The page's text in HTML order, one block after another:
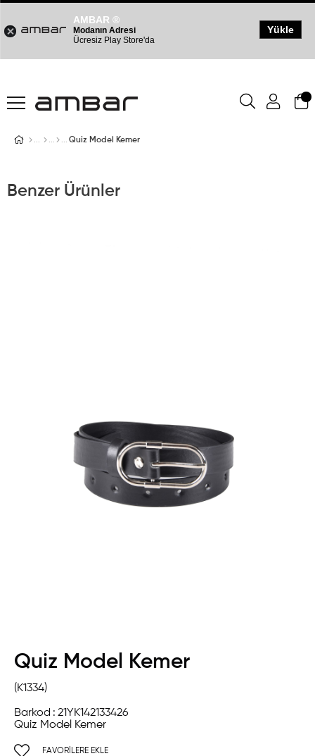
Quiz Model Kemer
Benzer Ürünler
Quiz Model Kemer
(K1334)
Barkod : 21YK142133426
Quiz Model Kemer
FAVORILERE EKLE
AMBAR ®
Modanın Adresi
Ücresiz Play Store'da
Yükle